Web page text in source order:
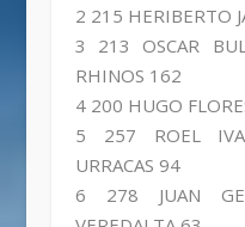
2 215 HERIBERTO
3 213 OSCAR
RHINOS 162
4 200 HUGO
5 257 ROEL
URRACAS 94
6 278 JUAN